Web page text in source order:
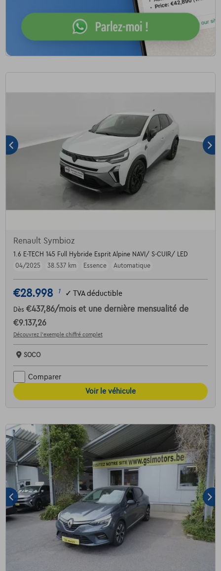
Renault Symbioz
1.6 E-TECH 145 Full Hybride Esprit Alpine NAVI/ S-CUIR/ LED
04/2025
38.537 km Essence Automatique
€28.998 1 ✓ TVA déductible
Dès €437,86/mois et une dernière mensualité de
€9.137,26
Découvrez l’exemple chiffré complet
SOCO
Comparer
Voir le véhicule